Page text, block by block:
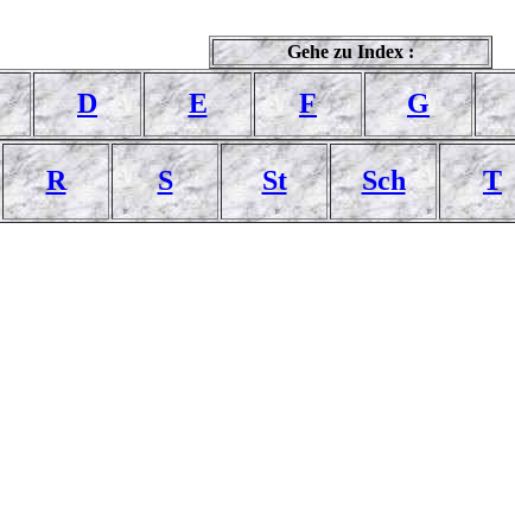
Gehe zu Index :
D E F G
R S St Sch T